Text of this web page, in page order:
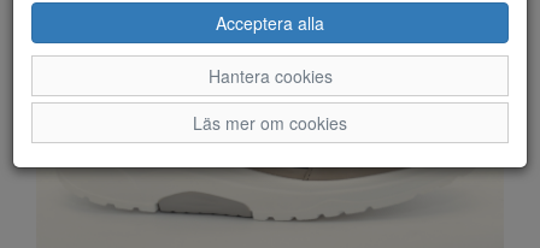
Acceptera alla
Hantera cookies
Läs mer om cookies